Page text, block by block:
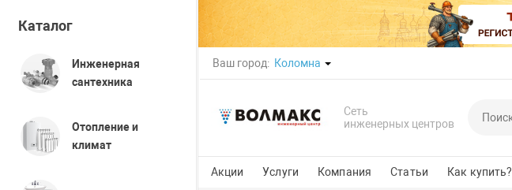
Ваш город: Коломна
Сеть
инженерных центров
Акции Услуги Компания Статьи Как купить?
Каталог
Инженерная
сантехника
Отопление и
климат